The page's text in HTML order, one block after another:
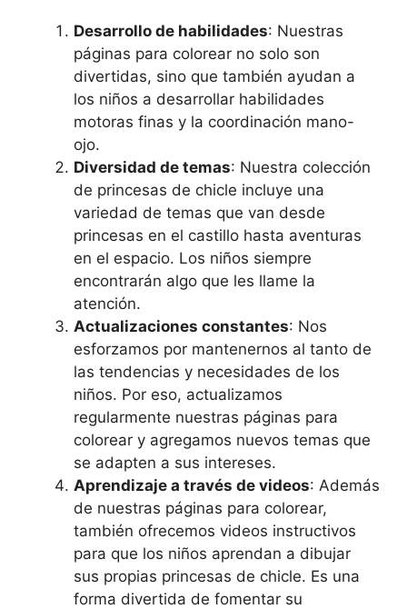
Desarrollo de habilidades: Nuestras
páginas para colorear no solo son
divertidas, sino que también ayudan a
los niños a desarrollar habilidades
motoras finas y la coordinación mano-
ojo.
Diversidad de temas: Nuestra colección
de princesas de chicle incluye una
variedad de temas que van desde
princesas en el castillo hasta aventuras
en el espacio. Los niños siempre
encontrarán algo que les llame la
atención.
Actualizaciones constantes: Nos
esforzamos por mantenernos al tanto de
las tendencias y necesidades de los
niños. Por eso, actualizamos
regularmente nuestras páginas para
colorear y agregamos nuevos temas que
se adapten a sus intereses.
Aprendizaje a través de videos: Además
de nuestras páginas para colorear,
también ofrecemos videos instructivos
para que los niños aprendan a dibujar
sus propias princesas de chicle. Es una
forma divertida de fomentar su